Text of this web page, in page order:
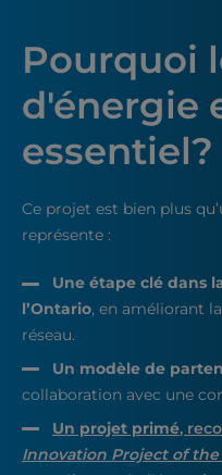
Pourquoi
d'énergie
essentiel?
Ce projet est bien plus
représente :
Une étape clé dans
l’Ontario, en améliorant
réseau.
Un modèle de
collaboration avec une
Un projet primé,
Innovation Project of the